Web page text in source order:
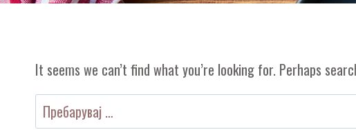
It seems we can’t find what you’re looking for. Perhaps
Пребарувај
за: